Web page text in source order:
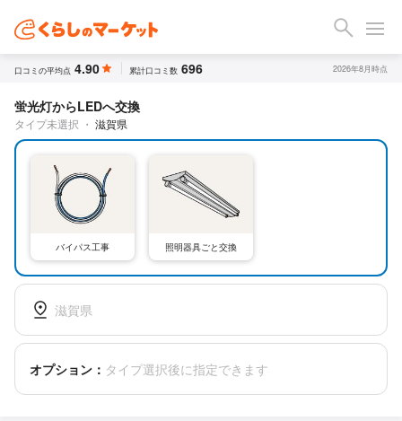
口コミの平均点 4.90 累計口コミ数 696 2026年8月時点
蛍光灯からLEDへ交換
タイプ未選択 ・ 滋賀県
バイパス工事 照明器具ごと交換
滋賀県
オプション： タイプ選択後に指定できます